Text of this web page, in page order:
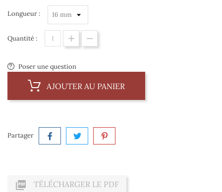
Longueur :
Quantité :
Poser une question
AJOUTER AU PANIER
Partager
 TÉLÉCHARGER LE PDF